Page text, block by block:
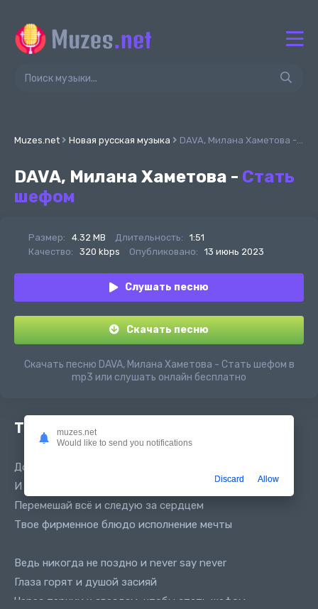
Muzes.net Новая русская музыка DAVA, Милана Хаметова - Стать шефом
DAVA, Милана Хаметова - Стать
шефом
Размер: 4.32 MB Длительность:
1:51
Качество:
320 kbps Опубликовано: 13 июнь 2023
Слушать песню
Скачать песню
Скачать песню DAVA, Милана Хаметова - Стать шефом в
mp3 или слушать онлайн бесплатно
Текст песни
Добавь в свою жизнь немного специй
И на свой вкус щепотку любви
Перемешай всё и следую за сердцем
Твое фирменное блюдо исполнение мечты
Ведь никогда не поздно и never say never
Глаза горят и душой засияй
Через тернии к звездам, чтобы стать шефом
muzes.net
Would like to send you notifications
Discard Allow